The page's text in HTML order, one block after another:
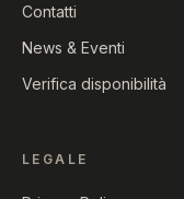
Contatti
News & Eventi
Verifica disponibilità
LEGALE